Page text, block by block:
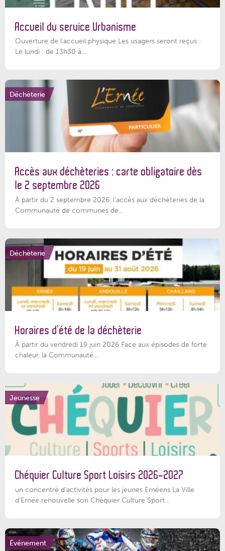
Accueil du service Urbanisme
Ouverture de l'accueil physique Les usagers seront reçus :
Le lundi : de 13h30 à...
Déchèterie
Accès aux déchèteries : carte obligatoire dès
le 2 septembre 2026
À partir du 2 septembre 2026, l’accès aux déchèteries de la
Communauté de communes de...
Déchèterie
Horaires d’été de la déchèterie
À partir du vendredi 19 juin 2026 Face aux épisodes de forte
chaleur, la Communauté...
Jeunesse
Chéquier Culture Sport Loisirs 2026-2027
un concentré d’activités pour les jeunes Ernéens La Ville
d’Ernée renouvelle son Chéquier Culture Sport...
Événement